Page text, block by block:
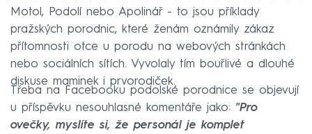
Motol, Podolí nebo Apolinář - to jsou příklady
pražských porodnic, které ženám oznámily zákaz
přítomnosti otce u porodu na webových stránkách
nebo sociálních sítích. Vyvolaly tím bouřlivé a dlouhé
diskuse maminek i prvorodiček.
Třeba na Facebooku podolské porodnice se objevují
u příspěvku nesouhlasné komentáře jako: "Pro
ovečky, myslíte si, že personál je komplet